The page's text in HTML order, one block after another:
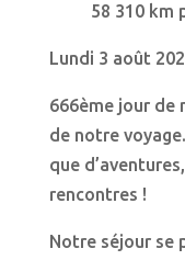
58 310 km
Lundi 3 août
666ème jour de
de notre
que
rencontres !
Notre séjour se